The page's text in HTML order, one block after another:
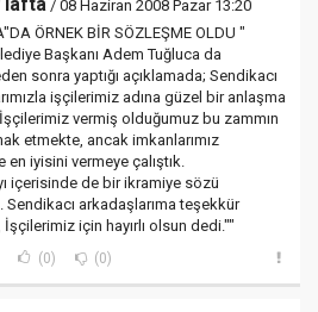
/ 08 Haziran 2008 Pazar 13:20
ÖRNEK BİR SÖZLEŞME OLDU "
Başkanı Adem Tuğluca da
sonra yaptığı açıklamada; Sendikacı
işçilerimiz adına güzel bir anlaşma
vermiş olduğumuz bu zammın
etmekte, ancak imkanlarımız
en iyisini vermeye çalıştık.
içerisinde de bir ikramiye sözü
Sendikacı arkadaşlarıma teşekkür
için hayırlı olsun dedi.""
(0) (0)